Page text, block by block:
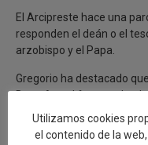
El Arcipreste hace una
responden el deán o el
arzobispo y el Papa.
Gregorio ha destacado
Buen Amor’ forman
que contribuye a explicar
pasado de renombre”
Utilizamos cookies
el contenido de la